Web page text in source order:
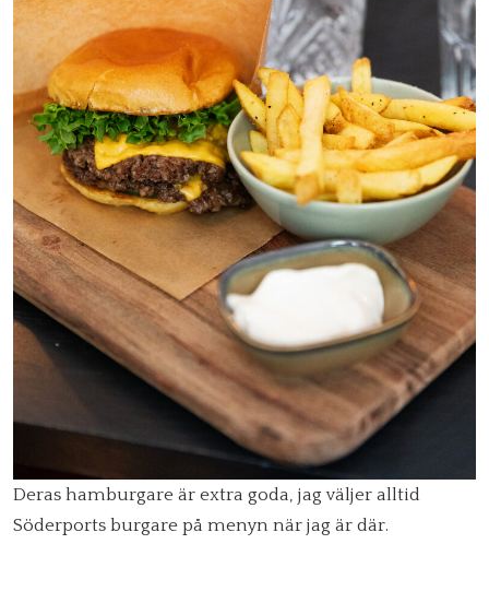
Deras hamburgare är extra goda, jag väljer alltid
Söderports burgare på menyn när jag är där.